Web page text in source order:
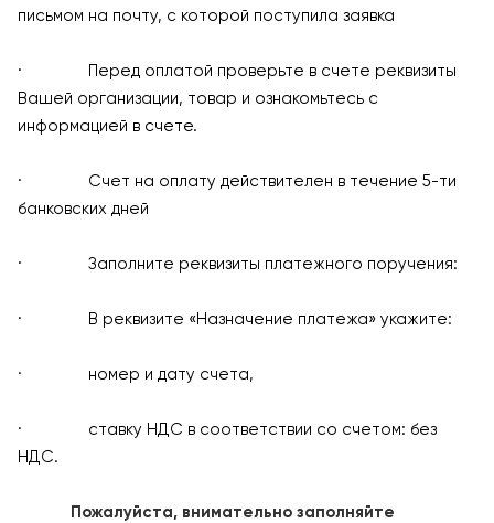
письмом на почту, с которой поступила заявка
· Перед оплатой проверьте в счете реквизиты
Вашей организации, товар и ознакомьтесь с
информацией в счете.
· Счет на оплату действителен в течение 5-ти
банковских дней
· Заполните реквизиты платежного поручения:
· В реквизите «Назначение платежа» укажите:
· номер и дату счета,
· ставку НДС в соответствии со счетом: без
НДС.
Пожалуйста, внимательно заполняйте